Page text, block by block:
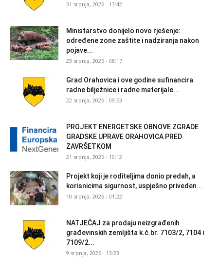
31 srpnja, 2026 - 13:42
Ministarstvo donijelo novo rješenje:
određene zone zaštite i nadziranja nakon
pojave...
23 srpnja, 2026 - 08:17
Grad Orahovica i ove godine sufinancira
radne bilježnice i radne materijale...
22 srpnja, 2026 - 09:53
PROJEKT ENERGETSKE OBNOVE ZGRADE
GRADSKE UPRAVE ORAHOVICA PRED
ZAVRŠETKOM
21 srpnja, 2026 - 10:12
Projekt koji je roditeljima donio predah, a
korisnicima sigurnost, uspješno priveden...
10 srpnja, 2026 - 01:22
NATJEČAJ za prodaju neizgrađenih
građevinskih zemljišta k.č.br. 7103/2, 7104 i
7109/2...
9 srpnja, 2026 - 13:23